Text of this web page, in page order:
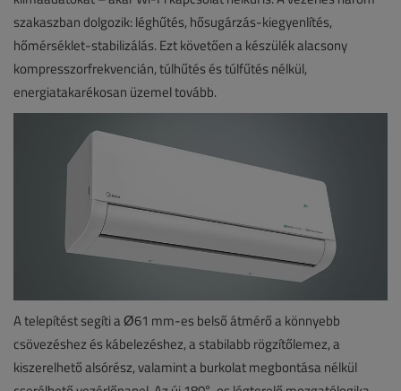
szakaszban dolgozik: léghűtés, hősugárzás-kiegyenlítés,
hőmérséklet-stabilizálás. Ezt követően a készülék alacsony
kompresszorfrekvencián, túlhűtés és túlfűtés nélkül,
energiatakarékosan üzemel tovább.
A telepítést segíti a Ø61 mm-es belső átmérő a könnyebb
csövezéshez és kábelezéshez, a stabilabb rögzítőlemez, a
kiszerelhető alsórész, valamint a burkolat megbontása nélkül